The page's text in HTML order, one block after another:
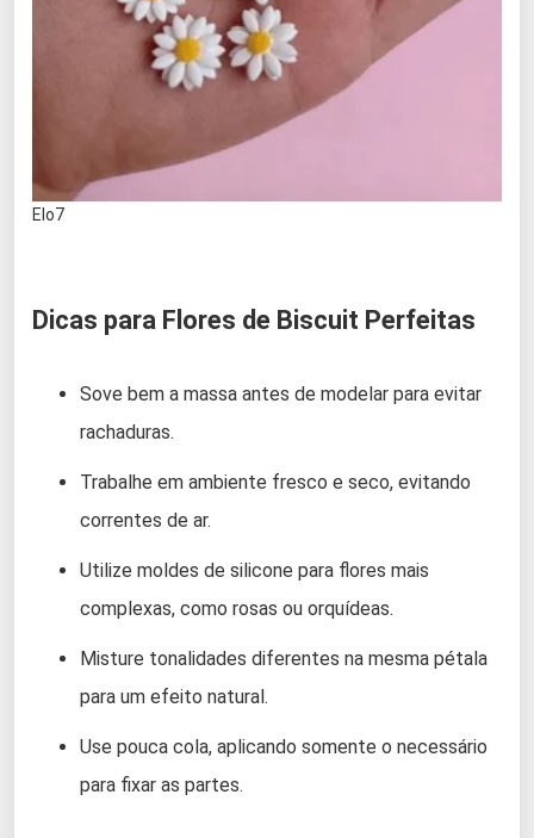
Elo7
Dicas para Flores de Biscuit Perfeitas
Sove bem a massa antes de modelar para evitar
rachaduras.
Trabalhe em ambiente fresco e seco, evitando
correntes de ar.
Utilize moldes de silicone para flores mais
complexas, como rosas ou orquídeas.
Misture tonalidades diferentes na mesma pétala
para um efeito natural.
Use pouca cola, aplicando somente o necessário
para fixar as partes.